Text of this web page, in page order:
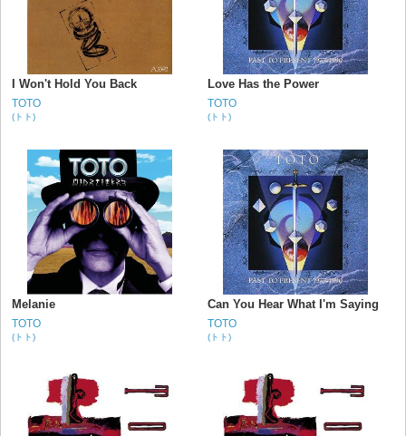
I Won't Hold You Back
TOTO
(トト)
Love Has the Power
TOTO
(トト)
Melanie
TOTO
(トト)
Can You Hear What I'm Saying
TOTO
(トト)